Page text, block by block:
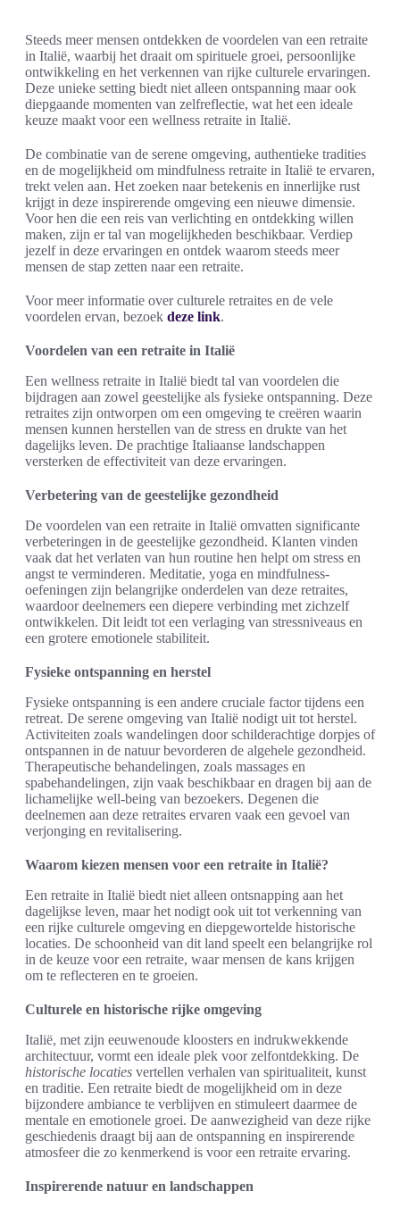
Steeds meer mensen ontdekken de voordelen van een retraite
in Italië, waarbij het draait om spirituele groei, persoonlijke
ontwikkeling en het verkennen van rijke culturele ervaringen.
Deze unieke setting biedt niet alleen ontspanning maar ook
diepgaande momenten van zelfreflectie, wat het een ideale
keuze maakt voor een wellness retraite in Italië.
De combinatie van de serene omgeving, authentieke tradities
en de mogelijkheid om mindfulness retraite in Italië te ervaren,
trekt velen aan. Het zoeken naar betekenis en innerlijke rust
krijgt in deze inspirerende omgeving een nieuwe dimensie.
Voor hen die een reis van verlichting en ontdekking willen
maken, zijn er tal van mogelijkheden beschikbaar. Verdiep
jezelf in deze ervaringen en ontdek waarom steeds meer
mensen de stap zetten naar een retraite.
Voor meer informatie over culturele retraites en de vele
voordelen ervan, bezoek deze link.
Voordelen van een retraite in Italië
Een wellness retraite in Italië biedt tal van voordelen die
bijdragen aan zowel geestelijke als fysieke ontspanning. Deze
retraites zijn ontworpen om een omgeving te creëren waarin
mensen kunnen herstellen van de stress en drukte van het
dagelijks leven. De prachtige Italiaanse landschappen
versterken de effectiviteit van deze ervaringen.
Verbetering van de geestelijke gezondheid
De voordelen van een retraite in Italië omvatten significante
verbeteringen in de geestelijke gezondheid. Klanten vinden
vaak dat het verlaten van hun routine hen helpt om stress en
angst te verminderen. Meditatie, yoga en mindfulness-
oefeningen zijn belangrijke onderdelen van deze retraites,
waardoor deelnemers een diepere verbinding met zichzelf
ontwikkelen. Dit leidt tot een verlaging van stressniveaus en
een grotere emotionele stabiliteit.
Fysieke ontspanning en herstel
Fysieke ontspanning is een andere cruciale factor tijdens een
retreat. De serene omgeving van Italië nodigt uit tot herstel.
Activiteiten zoals wandelingen door schilderachtige dorpjes of
ontspannen in de natuur bevorderen de algehele gezondheid.
Therapeutische behandelingen, zoals massages en
spabehandelingen, zijn vaak beschikbaar en dragen bij aan de
lichamelijke well-being van bezoekers. Degenen die
deelnemen aan deze retraites ervaren vaak een gevoel van
verjonging en revitalisering.
Waarom kiezen mensen voor een retraite in Italië?
Een retraite in Italië biedt niet alleen ontsnapping aan het
dagelijkse leven, maar het nodigt ook uit tot verkenning van
een rijke culturele omgeving en diepgewortelde historische
locaties. De schoonheid van dit land speelt een belangrijke rol
in de keuze voor een retraite, waar mensen de kans krijgen
om te reflecteren en te groeien.
Culturele en historische rijke omgeving
Italië, met zijn eeuwenoude kloosters en indrukwekkende
architectuur, vormt een ideale plek voor zelfontdekking. De
historische locaties vertellen verhalen van spiritualiteit, kunst
en traditie. Een retraite biedt de mogelijkheid om in deze
bijzondere ambiance te verblijven en stimuleert daarmee de
mentale en emotionele groei. De aanwezigheid van deze rijke
geschiedenis draagt bij aan de ontspanning en inspirerende
atmosfeer die zo kenmerkend is voor een retraite ervaring.
Inspirerende natuur en landschappen